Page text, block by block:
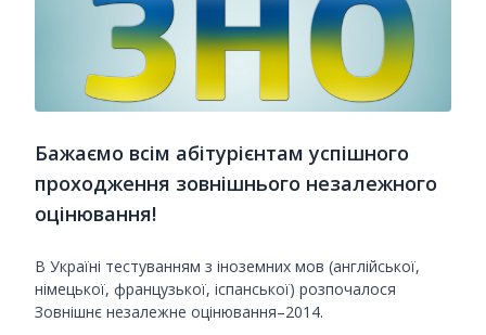
Бажаємо всім абітурієнтам успішного
проходження зовнішнього незалежного
оцінювання!
В Україні тестуванням з іноземних мов (англійської,
німецької, французької, іспанської) розпочалося
Зовнішнє незалежне оцінювання–2014.